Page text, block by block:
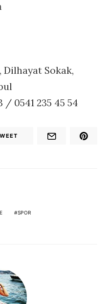
Sokak,
/ 0541 235 45 54
SPOR